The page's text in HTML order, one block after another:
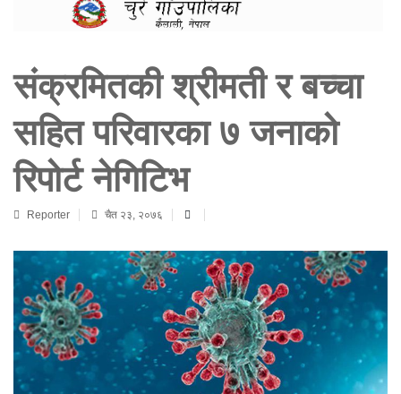
संक्रमितकी श्रीमती र बच्चा
सहित परिवारका ७ जनाको
रिपोर्ट नेगिटिभ
Reporter चैत २३, २०७६